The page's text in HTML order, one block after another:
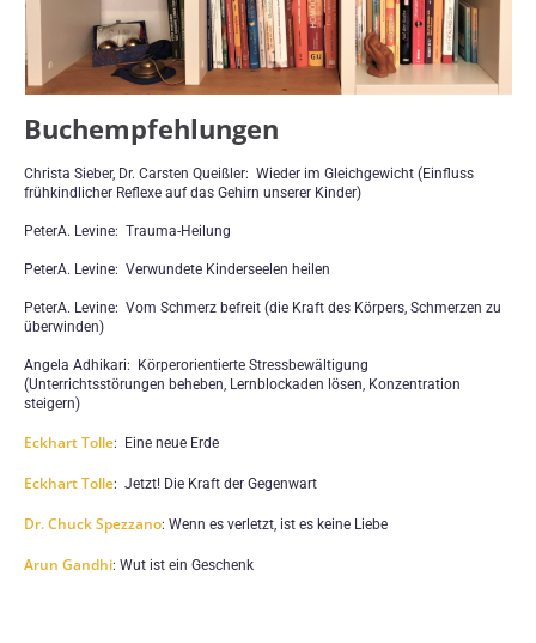
Buchempfehlungen
Christa Sieber, Dr. Carsten Queißler: Wieder im Gleichgewicht (Einfluss
frühkindlicher Reflexe auf das Gehirn unserer Kinder)
PeterA. Levine: Trauma-Heilung
PeterA. Levine: Verwundete Kinderseelen heilen
PeterA. Levine: Vom Schmerz befreit (die Kraft des Körpers, Schmerzen zu
überwinden)
Angela Adhikari: Körperorientierte Stressbewältigung
(Unterrichtsstörungen beheben, Lernblockaden lösen, Konzentration
steigern)
Eckhart Tolle: Eine neue Erde
Eckhart Tolle: Jetzt! Die Kraft der Gegenwart
Dr. Chuck Spezzano: Wenn es verletzt, ist es keine Liebe
Arun Gandhi: Wut ist ein Geschenk